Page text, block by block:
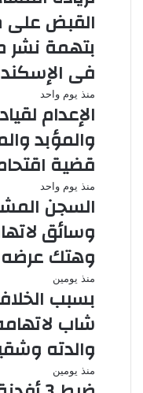
القبض
بتهمة نشر
فى
منذ يوم واحد
الإعدام
والمؤبد
قضية
منذ يوم واحد
وسائق
وهتك عرضه
منذ يومين
بسبب
شاب
والدته
منذ يومين